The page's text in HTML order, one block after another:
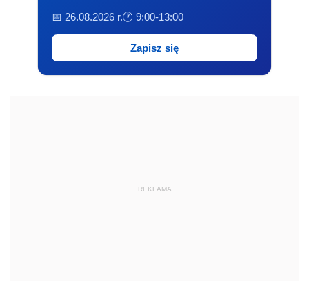
📅 26.08.2026 r.🕐 9:00-13:00
Zapisz się
REKLAMA